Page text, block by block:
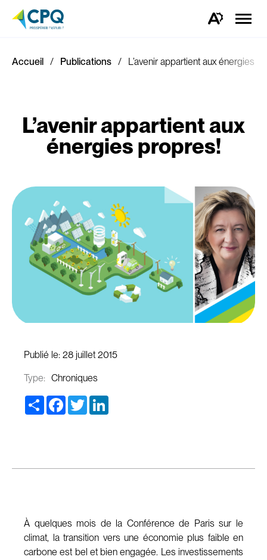
Ouvrez
d'accessibilité.
la
Accueil Publications L’avenir appartient aux énergies
L’avenir appartient aux
énergies propres!
Publié le: 28 juillet 2015
Type: Chroniques
Share Facebook
Twitter
À quelques mois de la Conférence de Paris sur le
climat, la transition vers une économie plus faible en
carbone est bel et bien engagée. Les investissements